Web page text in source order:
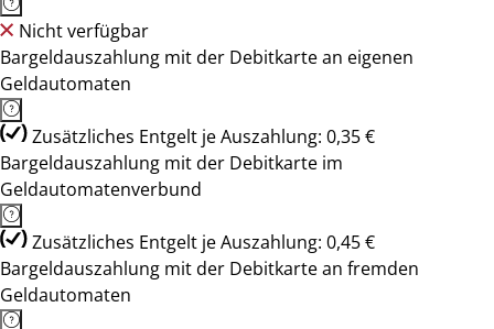
Nicht verfügbar
Bargeldauszahlung mit der Debitkarte an eigenen
Geldautomaten
Zusätzliches Entgelt je Auszahlung: 0,35 €
Bargeldauszahlung mit der Debitkarte im
Geldautomatenverbund
Zusätzliches Entgelt je Auszahlung: 0,45 €
Bargeldauszahlung mit der Debitkarte an fremden
Geldautomaten